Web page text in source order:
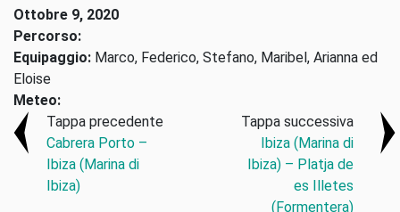
Ottobre 9, 2020
Percorso:
Equipaggio: Marco, Federico, Stefano, Maribel, Arianna ed
Eloise
Meteo:
Tappa precedente
Cabrera Porto –
Ibiza (Marina di
Ibiza)
Tappa successiva
Ibiza (Marina di
Ibiza) – Platja de
es Illetes
(Formentera)